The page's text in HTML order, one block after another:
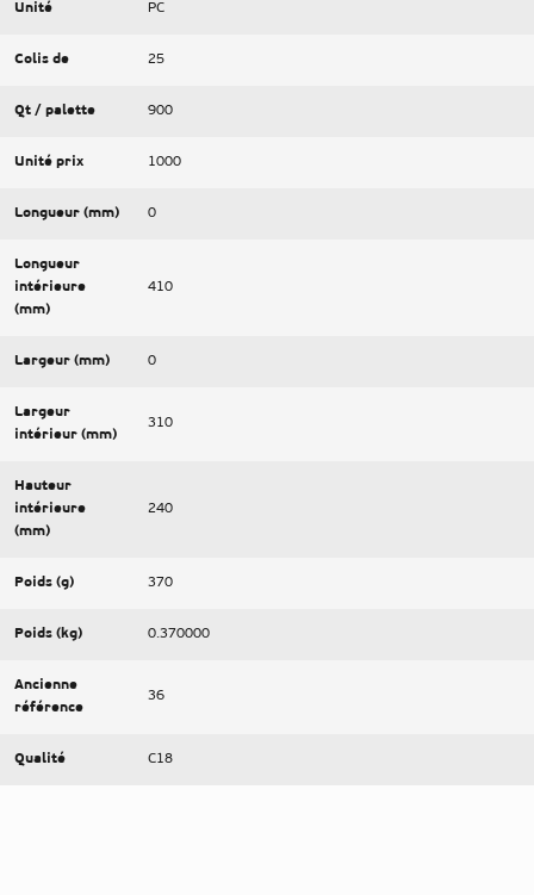
Unité PC
Colis de 25
Qt / palette 900
Unité prix 1000
Longueur (mm) 0
Longueur
intérieure
(mm)
410
Largeur (mm) 0
Largeur
intérieur (mm)
310
Hauteur
intérieure
(mm)
240
Poids (g) 370
Poids (kg) 0.370000
Ancienne
référence
36
Qualité C18